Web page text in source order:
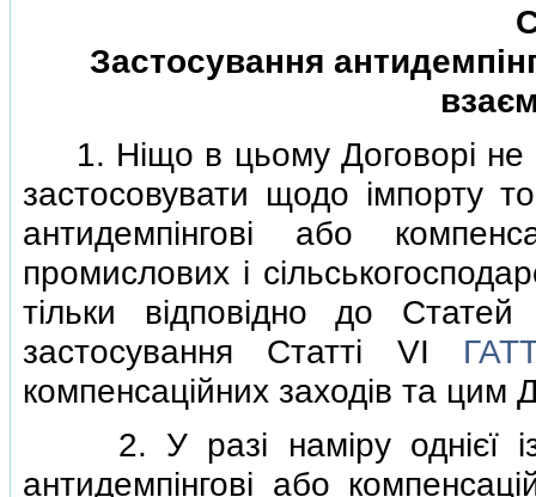
Застосування
1. Нiщо в цьому Договорi не
застосовувати щодо iмпорту
антидемпiнговi або
промислових i
тiльки вiдповiдно до
застосування Статтi VI
компенсацiйних заходiв та цим
2. У разi намiру однiєї iз
антидемпiнговi або